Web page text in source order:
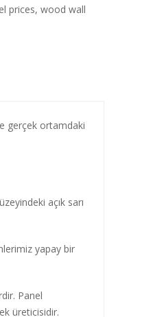
prices, wood wall
gerçek ortamdaki
açık sarı
yapay bir
Panel
üreticisidir.